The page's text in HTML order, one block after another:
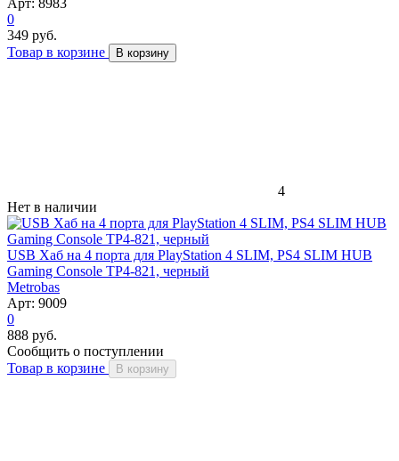
0
349 руб.
Товар в корзине
В корзину
4
Нет в наличии
USB Хаб на 4 порта для PlayStation 4 SLIM, PS4 SLIM HUB
Gaming Console TP4-821, черный
Metrobas
Арт: 9009
0
888 руб.
Сообщить о поступлении
Товар в корзине
В корзину